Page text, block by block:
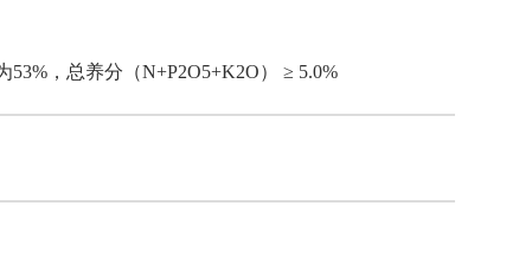
53%，总养分（N+P2O5+K2O） ≥ 5.0%